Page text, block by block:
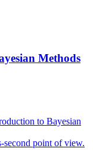
Methods
to Bayesian
second point of view.